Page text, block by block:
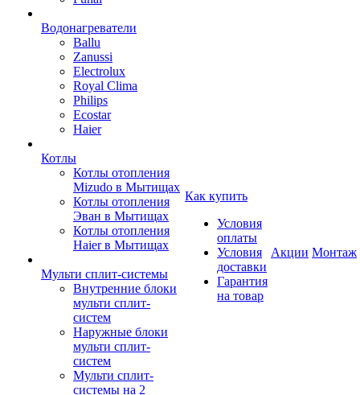
Водонагреватели
Ballu
Zanussi
Electrolux
Royal Clima
Philips
Ecostar
Haier
Котлы
Котлы отопления
Mizudo в Мытищах
Котлы отопления
Эван в Мытищах
Котлы отопления
Haier в Мытищах
Мульти сплит-системы
Внутренние блоки
мульти сплит-
систем
Наружные блоки
мульти сплит-
систем
Мульти сплит-
системы на 2
Как купить
Условия
оплаты
Условия
доставки
Гарантия
на товар
Акции Монтаж